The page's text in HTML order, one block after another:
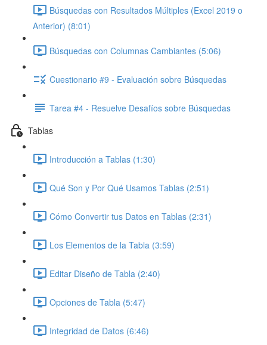
Búsquedas con Resultados Múltiples (Excel 2019 o
Anterior) (8:01)
Búsquedas con Columnas Cambiantes (5:06)
Cuestionario #9 - Evaluación sobre Búsquedas
Tarea #4 - Resuelve Desafíos sobre Búsquedas
Tablas
Introducción a Tablas (1:30)
Qué Son y Por Qué Usamos Tablas (2:51)
Cómo Convertir tus Datos en Tablas (2:31)
Los Elementos de la Tabla (3:59)
Editar Diseño de Tabla (2:40)
Opciones de Tabla (5:47)
Integridad de Datos (6:46)